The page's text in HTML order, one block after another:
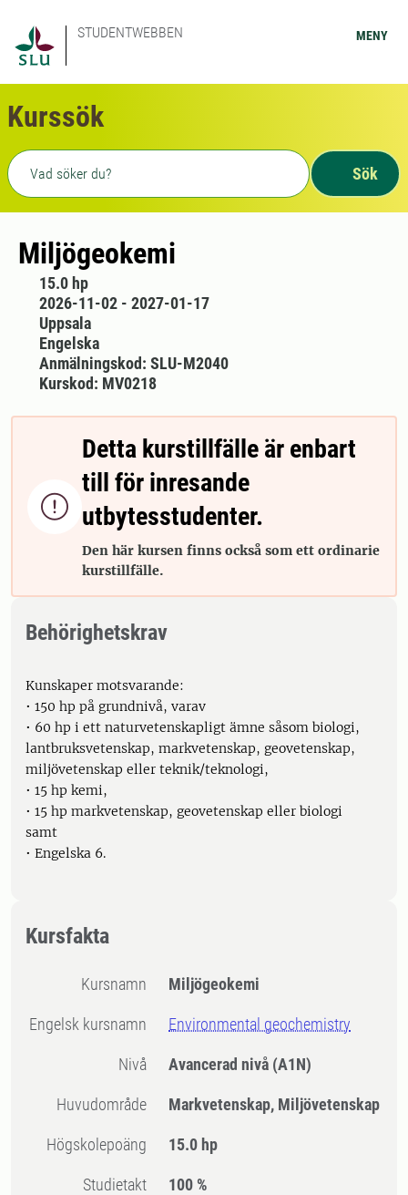
STUDENTWEBBEN MENY
Kurssök
Fritext sökning
Sök
Miljögeokemi
15.0 hp
2026-11-02 - 2027-01-17
Uppsala
Engelska
Anmälningskod: SLU-M2040
Kurskod: MV0218

Detta kurstillfälle är enbart
till för inresande
utbytesstudenter.
Den här kursen finns också som ett ordinarie
kurstillfälle.
Behörighetskrav
Kunskaper motsvarande:
• 150 hp på grundnivå, varav
• 60 hp i ett naturvetenskapligt ämne såsom biologi,
lantbruksvetenskap, markvetenskap, geovetenskap,
miljövetenskap eller teknik/teknologi,
• 15 hp kemi,
• 15 hp markvetenskap, geovetenskap eller biologi
samt
• Engelska 6.
Kursfakta
Kursnamn Miljögeokemi
Engelsk kursnamn Environmental geochemistry
Nivå Avancerad nivå (A1N)
Huvudområde Markvetenskap, Miljövetenskap
högskolepoäng 15.0 hp
Studietakt 100 %